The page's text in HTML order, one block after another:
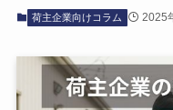
荷主企業向けコラム 2025